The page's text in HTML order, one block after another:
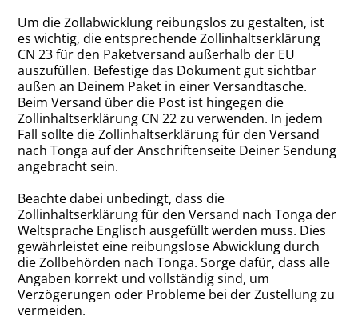
Um die Zollabwicklung reibungslos zu gestalten, ist
es wichtig, die entsprechende Zollinhaltserklärung
CN 23 für den Paketversand außerhalb der EU
auszufüllen. Befestige das Dokument gut sichtbar
außen an Deinem Paket in einer Versandtasche.
Beim Versand über die Post ist hingegen die
Zollinhaltserklärung CN 22 zu verwenden. In jedem
Fall sollte die Zollinhaltserklärung für den Versand
nach Tonga auf der Anschriftenseite Deiner Sendung
angebracht sein.
Beachte dabei unbedingt, dass die
Zollinhaltserklärung für den Versand nach Tonga der
Weltsprache Englisch ausgefüllt werden muss. Dies
gewährleistet eine reibungslose Abwicklung durch
die Zollbehörden nach Tonga. Sorge dafür, dass alle
Angaben korrekt und vollständig sind, um
Verzögerungen oder Probleme bei der Zustellung zu
vermeiden.